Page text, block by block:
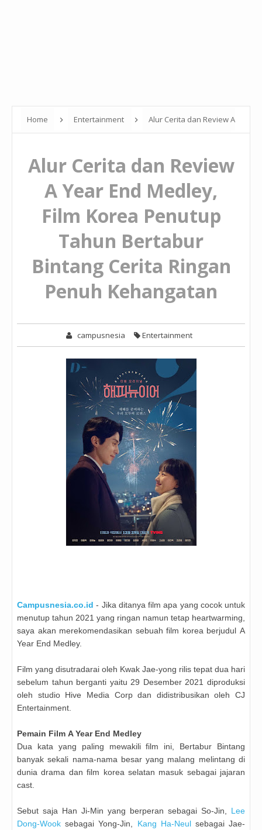
Home Entertainment Alur Cerita dan Review A
Cerita Ringan Penuh Kehangatan
Alur Cerita dan Review
A Year End Medley,
Film Korea Penutup
Tahun Bertabur
Bintang Cerita Ringan
Penuh Kehangatan
campusnesia Entertainment
Campusnesia.co.id - Jika ditanya film apa yang cocok untuk
menutup tahun 2021 yang ringan namun tetap heartwarming,
saya akan merekomendasikan sebuah film korea berjudul A
Year End Medley.
Film yang disutradarai oleh Kwak Jae-yong rilis tepat dua hari
sebelum tahun berganti yaitu 29 Desember 2021 diproduksi
oleh studio Hive Media Corp dan didistribusikan oleh CJ
Entertainment.
Pemain Film A Year End Medley
Dua kata yang paling mewakili film ini, Bertabur Bintang
banyak sekali nama-nama besar yang malang melintang di
dunia drama dan film korea selatan masuk sebagai jajaran
cast.
Sebut saja Han Ji-Min yang berperan sebagai So-Jin, Lee
Dong-Wook sebagai Yong-Jin, Kang Ha-Neulsebagai Jae-